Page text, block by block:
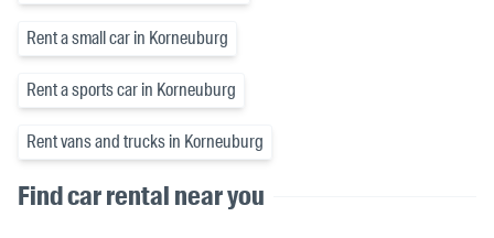
Rent a small car in Korneuburg
Rent a sports car in Korneuburg
Rent vans and trucks in Korneuburg
Find car rental near you